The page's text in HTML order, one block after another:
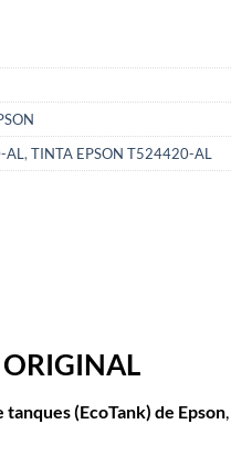
AL,TINTA EPSON T524420-AL
(EcoTank) de Epson